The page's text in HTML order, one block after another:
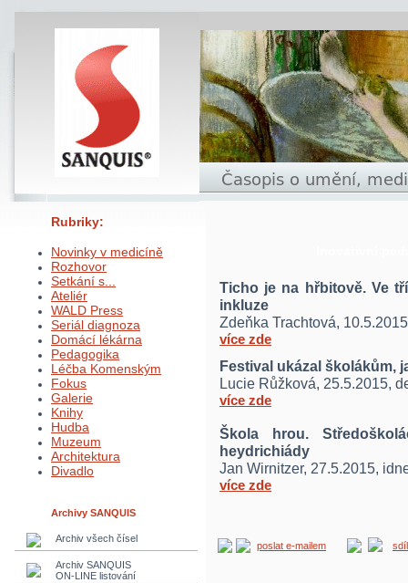
Rubriky:
Novinky v medicíně
Rozhovor
Setkání s...
Ateliér
WALD Press
Seriál diagnoza
Domácí lékárna
Pedagogika
Léčba Komenským
Fokus
Galerie
Knihy
Hudba
Muzeum
Architektura
Divadlo
Archivy SANQUIS
Archiv všech čísel
Archiv SANQUIS
ON-LINE listování
Ticho je na hřbitově. Ve
inkluze
Zdeňka Trachtová,
více zde
Festival ukázal školákům,
Lucie Růžková, 25.5.2015,
více zde
Škola hrou.
heydrichiády
Jan Wirnitzer, 27.5.2015,
více zde
poslat e-mailem